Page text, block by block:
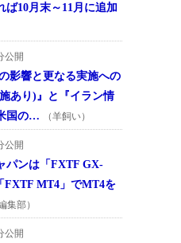
ば10月末～11月に追加
公開
影響と更なる実施への
あり)』と『イラン情
国の…
（羊飼い）
公開
パンは「FXTF GX-
FXTF MT4」でMT4を
集部）
公開